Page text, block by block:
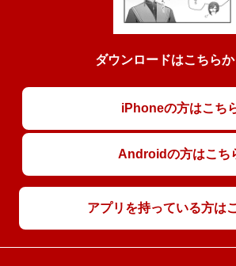
ダウンロードはこちらか
iPhoneの方はこち
Androidの方はこち
アプリを持っている方は